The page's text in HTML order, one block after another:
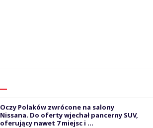
Oczy Polaków zwrócone na salony
Nissana. Do oferty wjechał pancerny SUV,
oferujący nawet 7 miejsc i ...